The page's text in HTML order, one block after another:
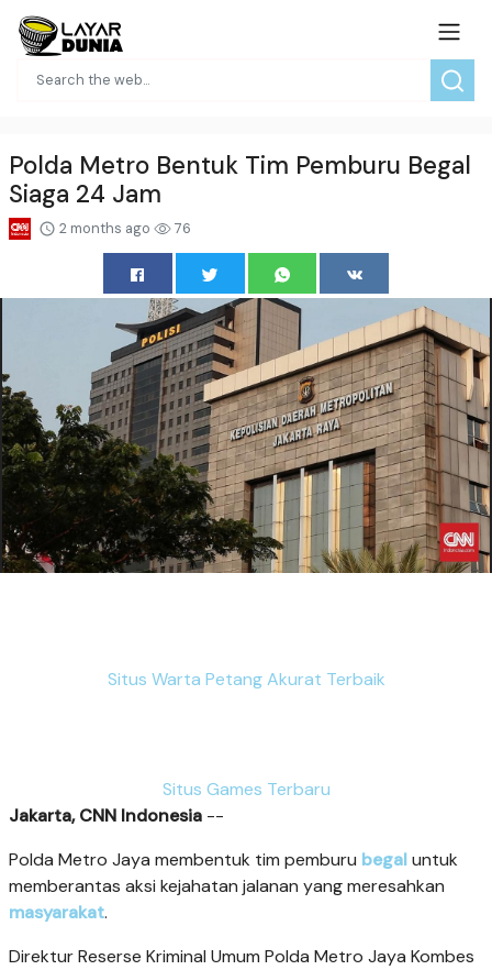
Polda Metro Bentuk Tim Pemburu Begal
Siaga 24 Jam
2 months ago 76
Situs Warta Petang Akurat Terbaik
Situs Games Terbaru
Jakarta, CNN Indonesia --
Polda Metro Jaya membentuk tim pemburu begaluntuk
memberantas aksi kejahatan jalanan yang meresahkan
masyarakat.
Direktur Reserse Kriminal Umum Polda Metro Jaya Kombes